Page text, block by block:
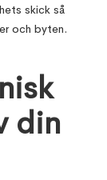
skick så
och byten.
din